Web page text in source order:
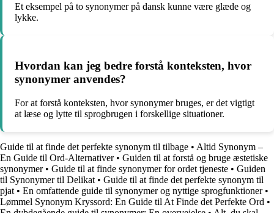
Et eksempel på to synonymer på dansk kunne være glæde og
lykke.
Hvordan kan jeg bedre forstå konteksten, hvor
synonymer anvendes?
For at forstå konteksten, hvor synonymer bruges, er det vigtigt
at læse og lytte til sprogbrugen i forskellige situationer.
Guide til at finde det perfekte synonym til tilbage • Altid Synonym –
En Guide til Ord-Alternativer• Guiden til at forstå og bruge æstetiske
synonymer• Guide til at finde synonymer for ordet tjeneste • Guiden
til Synonymer til Delikat • Guide til at finde det perfekte synonym til
pjat • En omfattende guide til synonymer og nyttige sprogfunktioner•
Lømmel Synonym Kryssord: En Guide til At Finde det Perfekte Ord •